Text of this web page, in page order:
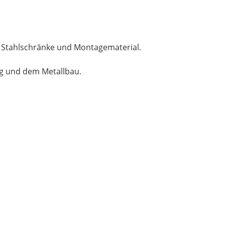
und Montagematerial.
und dem Metallbau.